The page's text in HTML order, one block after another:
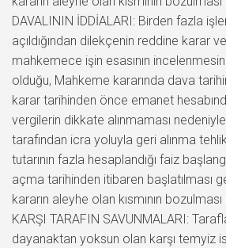
DAVALININ İDDİALARI: Birden fazla
açıldığından dilekçenin reddine karar
mahkemece işin esasının
olduğu, Mahkeme kararında dava
karar tarihinden önce emanet
vergilerin dikkate alınmaması
tarafından icra yoluyla geri alınma
tutarının fazla hesaplandığı faiz
açma tarihinden itibaren başlatılması
kararın aleyhe olan kısmının
KARŞI TARAFIN SAVUNMALARI:
dayanaktan yoksun olan karşı temyiz